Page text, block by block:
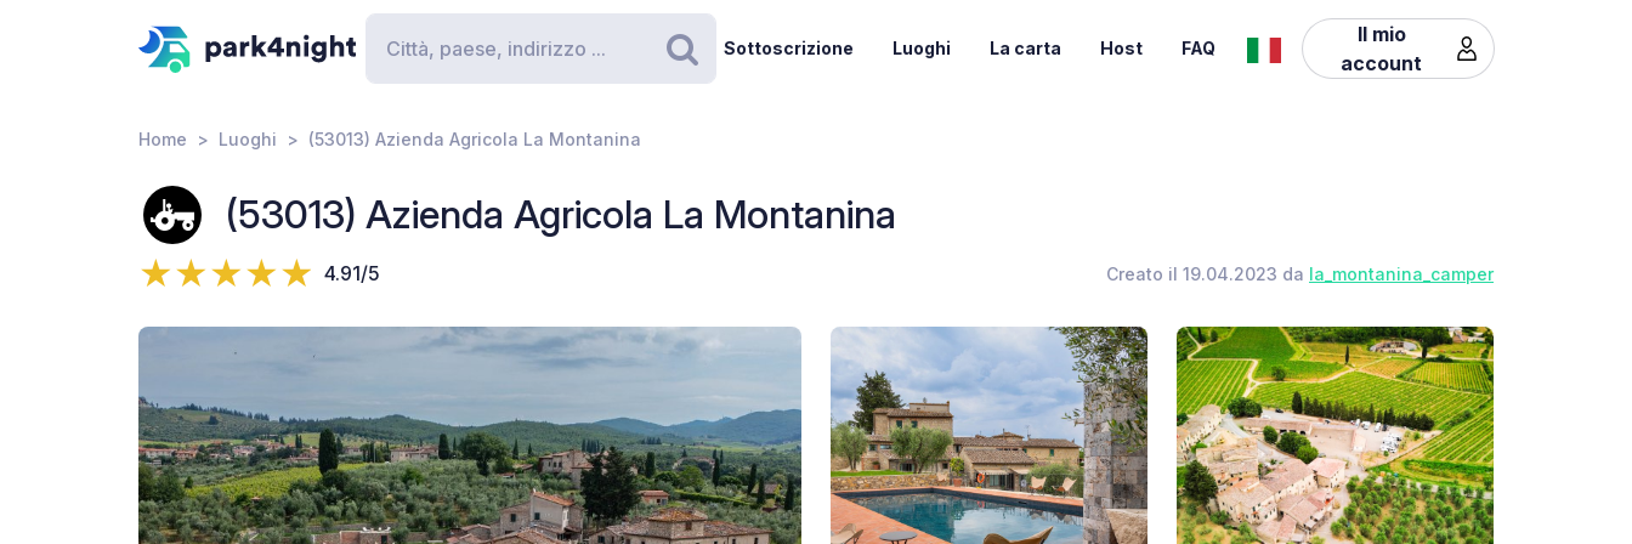
Ricerca
Sottoscrizione Luoghi La carta Host FAQ
Il mio
account
Home Luoghi (53013) Azienda Agricola La Montanina
(53013) Azienda Agricola La Montanina
4.91/5 Creato il 19.04.2023 da la_montanina_camper